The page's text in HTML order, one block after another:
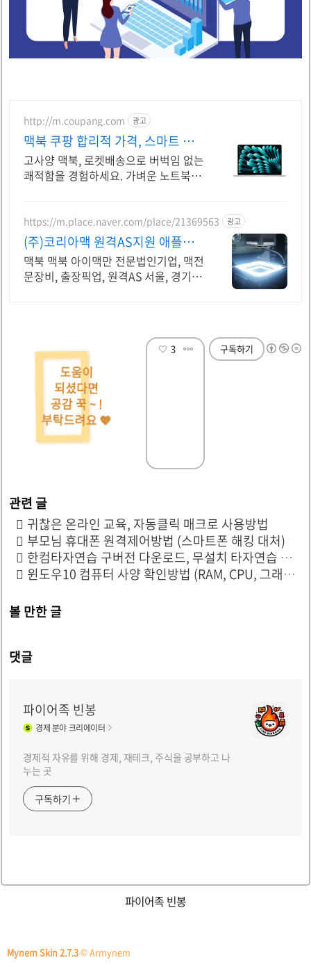
http://m.coupang.com 광고
맥북 쿠팡 합리적 가격, 스마트 선
택
고사양 맥북, 로켓배송으로 버벅임 없는
쾌적함을 경험하세요. 가벼운 노트북,
https://m.place.naver.com/place/21369563 광고
(주)코리아맥 원격AS지원 애플정
식자격보유 신속출장점검
맥북 맥북 아이맥만 전문법인기업, 맥전
문장비, 출장픽업, 원격AS 서울, 경기,
도움이
되셨다면
공감 꾹 ~ !
부탁드려요 💖
3 구독하기
귀찮은 온라인 교육, 자동클릭 매크로 사용방법
부모님 휴대폰 원격제어방법 (스마트폰 해킹 대처)
한컴타자연습 구버전 다운로드, 무설치 타자연습 사이트
윈도우10 컴퓨터 사양 확인방법 (RAM, CPU, 그래픽카드)
볼 만한 글
댓글
파이어족 빈봉
경제분야 크리에이터
경제적 자유를 위해 경제, 재테크, 주식을 공부하고 나
누는 곳
구독하기
파이어족 빈봉
Mynem Skin 2.7.3© Armynem